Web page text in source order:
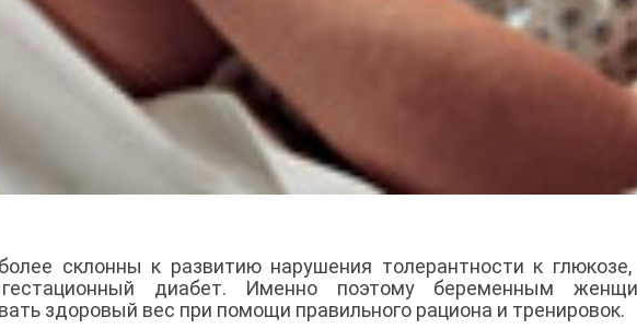
склонны к развитию нарушения толерантности к глюкозе,
диабет. Именно поэтому беременным
здоровый вес при помощи правильного рациона и тренировок.